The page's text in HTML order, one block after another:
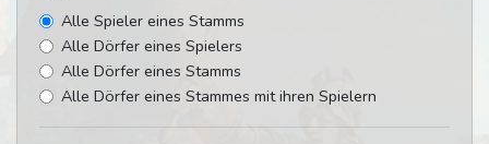
Alle Spieler eines Stamms
Alle Dörfer eines Spielers
Alle Dörfer eines Stamms
Alle Dörfer eines Stammes mit ihren Spielern